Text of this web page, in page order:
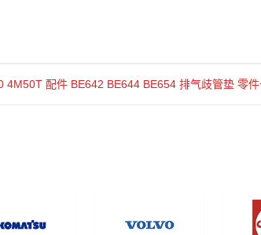
配件 BE642 BE644 BE654 排气歧管垫 零